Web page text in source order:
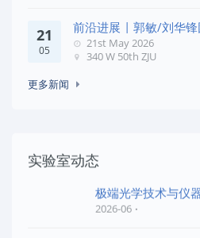
21
05
前沿进展 | 郭敏/刘华
Commun
21st May 2026
340 W 50th ZJU
更多新闻
实验室动态
极端光学技术与仪
2026-06